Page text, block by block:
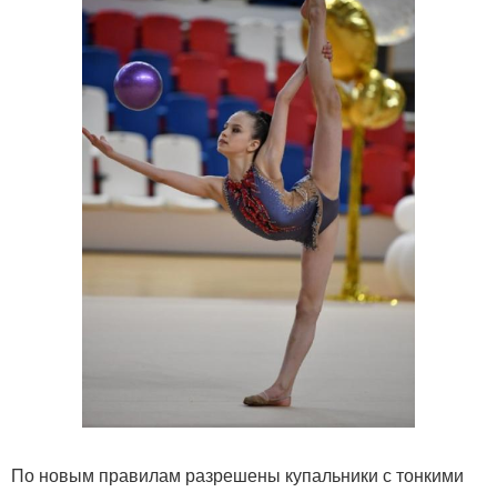
По новым правилам разрешены купальники с тонкими